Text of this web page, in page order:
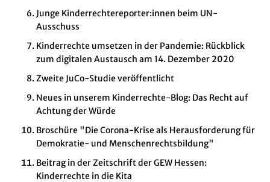
Junge Kinderrechtereporter:innen beim UN-
Ausschuss
Kinderrechte umsetzen in der Pandemie: Rückblick
zum digitalen Austausch am 14. Dezember 2020
Zweite JuCo-Studie veröffentlicht
Neues in unserem Kinderrechte-Blog: Das Recht auf
Achtung der Würde
Broschüre "Die Corona-Krise als Herausforderung für
Demokratie- und Menschenrechtsbildung"
Beitrag in der Zeitschrift der GEW Hessen:
Kinderrechte in die Kita